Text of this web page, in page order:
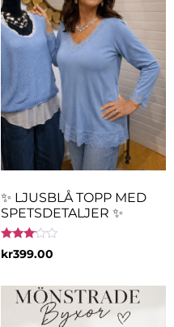
✨ LJUSBLÅ TOPP MED
SPETSDETALJER ✨
Betygsatt
3.00
kr399.00